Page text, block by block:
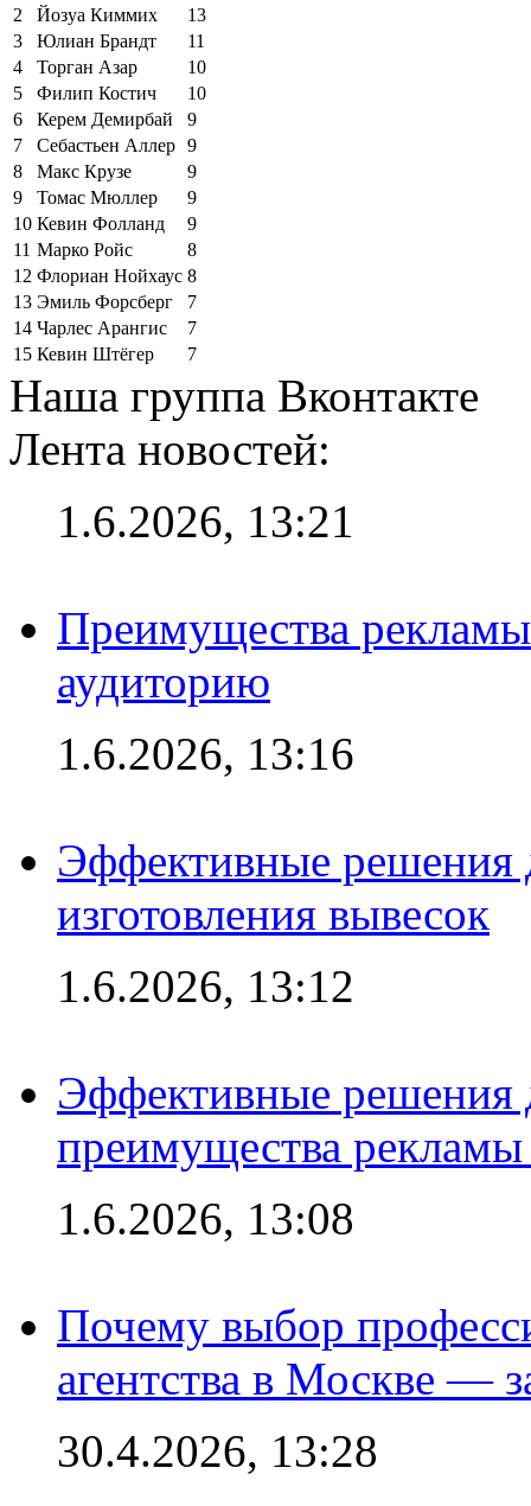
2
Йозуа Киммих
13
3
Юлиан Брандт
11
4
Торган Азар
10
5
Филип Костич
10
6
Керем Демирбай
9
7
Себастьен Аллер 9
8
Макс Крузе
9
9
Томас Мюллер
9
10 Кевин Фолланд
9
11 Марко Ройс
8
12 Флориан Нойхаус 8
13 Эмиль Форсберг
7
14 Чарлес Арангис
7
15 Кевин Штёгер 7
Наша группа Вконтакте
Лента новостей:
1.6.2026, 13:21
Преимущества
аудиторию
1.6.2026, 13:16
Эффективные решения
изготовления вывесок
1.6.2026, 13:12
Эффективные решения
преимущества рекламы
1.6.2026, 13:08
Почему выбор
агентства в Москве —
30.4.2026, 13:28